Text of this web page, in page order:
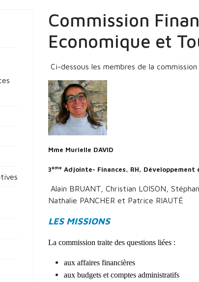
Commission
Economique et
Ci-dessous les membres de la commission
Mme Murielle DAVID
3ème Adjointe- Finances, RH, Développement
Alain BRUANT, Christian LOISON,
Nathalie PANCHER et Patrice RIAUTÉ
LES MISSIONS
La commission traite des questions liées :
aux affaires financières
aux budgets et comptes administratifs